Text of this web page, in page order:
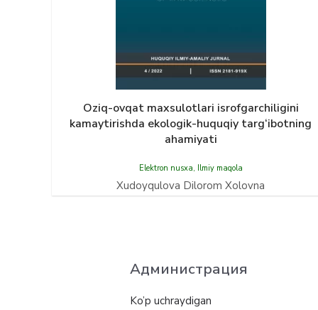
Oziq-ovqat maxsulotlari isrofgarchiligini
kamaytirishda ekologik-huquqiy targ‘ibotning
ahamiyati
Elektron nusxa, Ilmiy maqola
Xudoyqulova Dilorom Xolovna
Администрация
Ko’p uchraydigan